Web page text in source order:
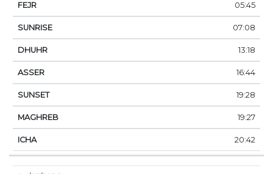
05:45
07:08
13:18
16:44
19:28
19:27
20:42